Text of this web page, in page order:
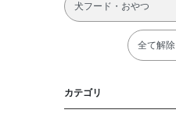
犬フード・おやつ
全て解除
カテゴリ